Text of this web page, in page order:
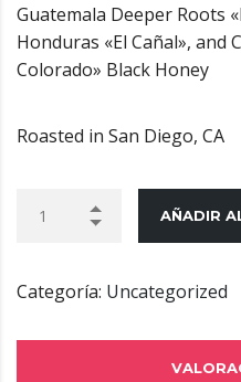
Guatemala Deeper Roots
Honduras «El Cañal», and
Colorado» Black Honey
Roasted in San Diego, CA
AÑADIR
Categoría: Uncategorized